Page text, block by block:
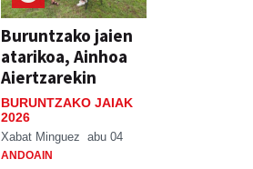
Buruntzako jaien
atarikoa, Ainhoa
Aiertzarekin
BURUNTZAKO JAIAK
2026
Xabat Minguez abu 04
ANDOAIN